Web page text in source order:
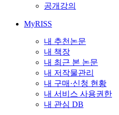
공개강의
MyRISS
내 추천논문
내 책장
내 최근 본 논문
내 저작물관리
내 구매·신청 현황
내 서비스 사용권한
내 관심 DB